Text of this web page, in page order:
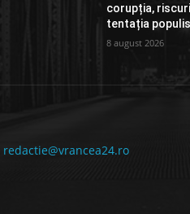
corupția,
tentația
8 august 2026
redactie@vrancea24.ro